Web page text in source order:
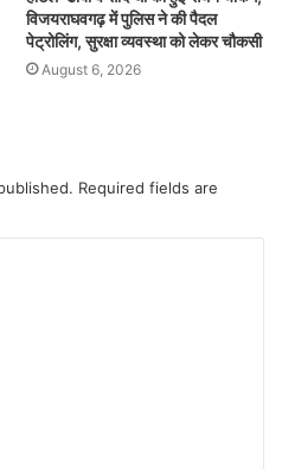
g
er
m
bl
er
e
ar
विजयराघवगढ़ में पुलिस ने की पैदल
पेट्रोलिंग, सुरक्षा व्यवस्था को लेकर चौकसी
August 6, 2026
Required fields are